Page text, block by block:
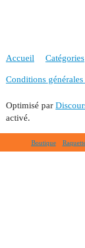
Accueil Catégories
Conditions
Optimisé par
activé.
Boutique